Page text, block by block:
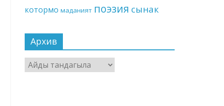
котормо маданият поэзия сынак
Архив
Архив